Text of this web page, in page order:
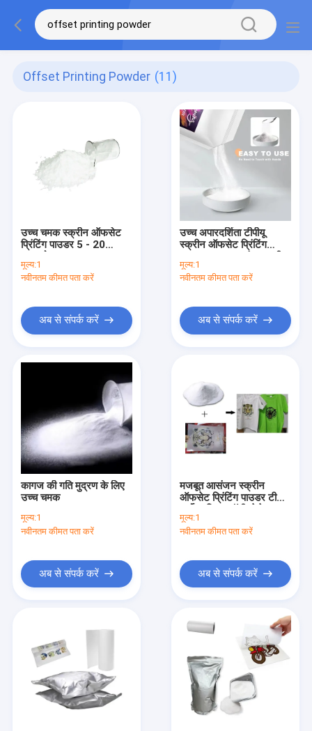
Offset Printing Powder (11)
उच्च चमक स्क्रीन ऑफसेट
प्रिंटिंग पाउडर 5 - 20
आसंजन
मूल्य:1
नवीनतम कीमत पता करें
अब से संपर्क करें
उच्च अपारदर्शिता टीपीयू
स्क्रीन ऑफसेट प्रिंटिंग
रगड़ प्रतिरोध
मूल्य:1
नवीनतम कीमत पता करें
अब से संपर्क करें
कागज की गति मुद्रण के लिए
उच्च चमक
मूल्य:1
नवीनतम कीमत पता करें
अब से संपर्क करें
मजबूत आसंजन स्क्रीन
ऑफसेट प्रिंटिंग पाउडर टीपीयू
पाउडर
मूल्य:1
नवीनतम कीमत पता करें
अब से संपर्क करें